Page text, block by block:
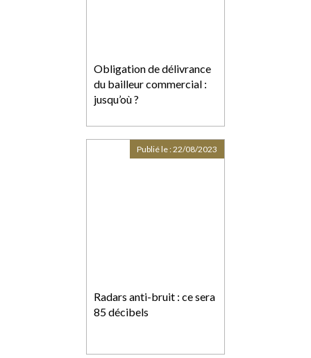
Obligation de délivrance
du bailleur commercial :
jusqu’où ?
Radars anti-bruit : ce sera
85 décibels
Publié le :22/08/2023